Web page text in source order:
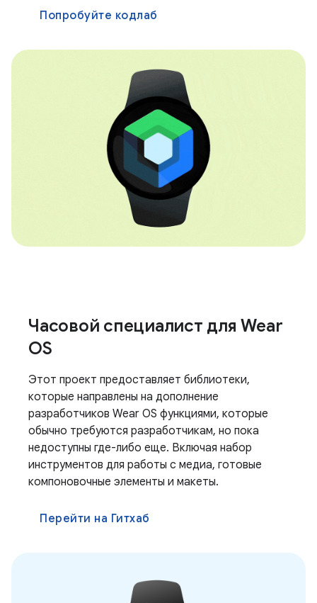
Попробуйте кодлаб
Часовой специалист для Wear
OS
Этот проект предоставляет библиотеки,
которые направлены на дополнение
разработчиков Wear OS функциями, которые
обычно требуются разработчикам, но пока
недоступны где-либо еще. Включая набор
инструментов для работы с медиа, готовые
компоновочные элементы и макеты.
Перейти на Гитхаб